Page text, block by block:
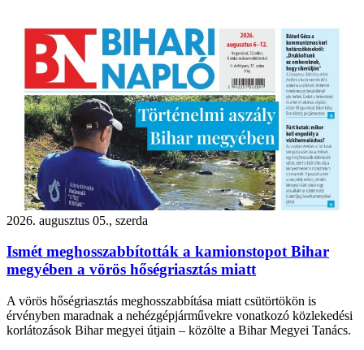
2026. augusztus 05., szerda
Ismét meghosszabbították a kamionstopot Bihar
megyében a vörös hőségriasztás miatt
A vörös hőségriasztás meghosszabbítása miatt csütörtökön is
érvényben maradnak a nehézgépjárművekre vonatkozó közlekedési
korlátozások Bihar megyei útjain – közölte a Bihar Megyei Tanács.